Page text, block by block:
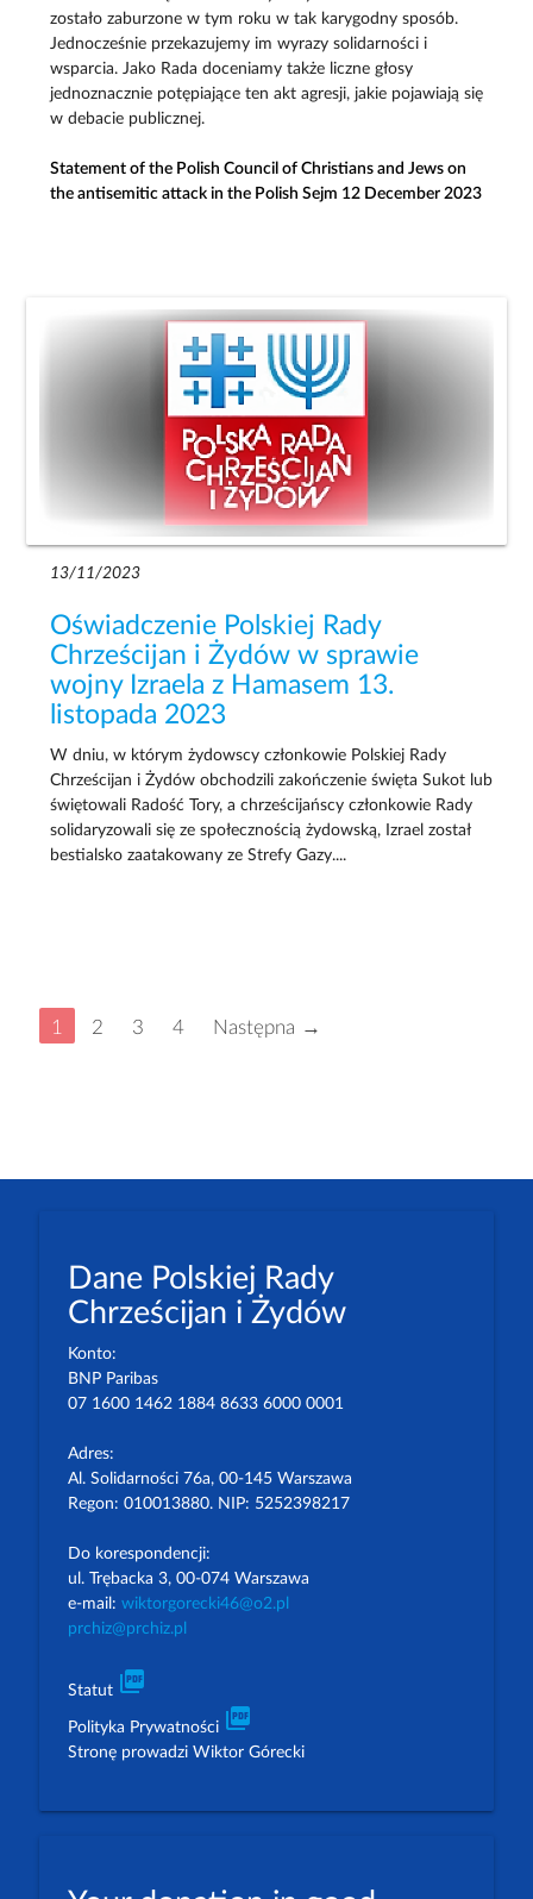
zostało zaburzone w tym roku w tak karygodny sposób.
Jednocześnie przekazujemy im wyrazy solidarności i
wsparcia. Jako Rada doceniamy także liczne głosy
jednoznacznie potępiające ten akt agresji, jakie pojawiają się
w debacie publicznej.
Statement of the Polish Council of Christians and Jews on
the antisemitic attack in the Polish Sejm 12 December 2023
13/11/2023
Oświadczenie Polskiej Rady
Chrześcijan i Żydów w sprawie
wojny Izraela z Hamasem 13.
listopada 2023
W dniu, w którym żydowscy członkowie Polskiej Rady
Chrześcijan i Żydów obchodzili zakończenie święta Sukot lub
świętowali Radość Tory, a chrześcijańscy członkowie Rady
solidaryzowali się ze społecznością żydowską, Izrael został
bestialsko zaatakowany ze Strefy Gazy....
1 2 3 4 Następna →
Dane Polskiej Rady
Chrześcijan i Żydów
Konto:
BNP Paribas
07 1600 1462 1884 8633 6000 0001
Adres:
Al. Solidarności 76a, 00-145 Warszawa
Regon: 010013880. NIP: 5252398217
Do korespondencji:
ul. Trębacka 3, 00-074 Warszawa
e-mail: wiktorgorecki46@o2.pl
prchiz@prchiz.pl
Statut picture_as_pdf
Polityka Prywatności picture_as_pdf
Stronę prowadzi Wiktor Górecki